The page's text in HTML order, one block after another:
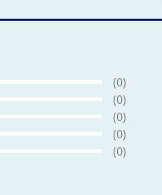
(0)
(0)
(0)
(0)
(0)